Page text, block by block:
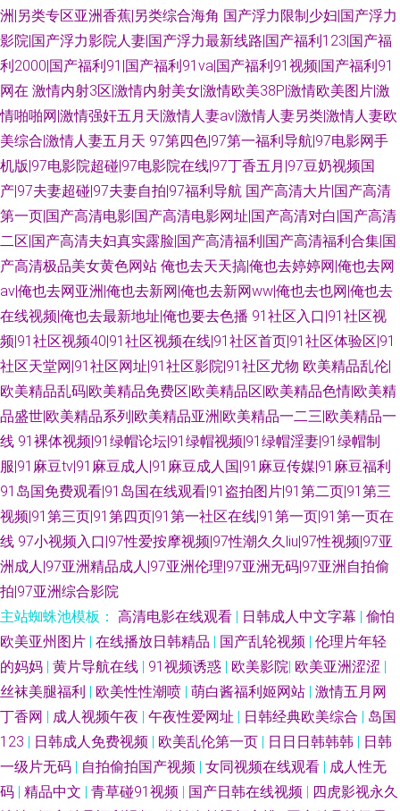
洲|另类专区亚洲香蕉|另类综合海角 国产浮力限制少妇|国产浮力
影院|国产浮力影院人妻|国产浮力最新线路|国产福利123|国产福
利2000|国产福利91|国产福利91va|国产福利91视频|国产福利91
网在 激情内射3区|激情内射美女|激情欧美38P|激情欧美图片|激
情啪啪网|激情强奸五月天|激情人妻av|激情人妻另类|激情人妻欧
美综合|激情人妻五月天 97第四色|97第一福利导航|97电影网手
机版|97电影院超碰|97电影院在线|97丁香五月|97豆奶视频国
产|97夫妻超碰|97夫妻自拍|97福利导航 国产高清大片|国产高清
第一页|国产高清电影|国产高清电影网址|国产高清对白|国产高清
二区|国产高清夫妇真实露脸|国产高清福利|国产高清福利合集|国
产高清极品美女黄色网站 俺也去天天搞|俺也去婷婷网|俺也去网
av|俺也去网亚洲|俺也去新网|俺也去新网ww|俺也去也网|俺也去
在线视频|俺也去最新地址|俺也要去色播 91社区入口|91社区视
频|91社区视频40|91社区视频在线|91社区首页|91社区体验区|91
社区天堂网|91社区网址|91社区影院|91社区尤物 欧美精品乱伦|
欧美精品乱码|欧美精品免费区|欧美精品区|欧美精品色情|欧美精
品盛世|欧美精品系列|欧美精品亚洲|欧美精品一二三|欧美精品一
线 91裸体视频|91绿帽论坛|91绿帽视频|91绿帽淫妻|91绿帽制
服|91麻豆tv|91麻豆成人|91麻豆成人国|91麻豆传媒|91麻豆福利
91岛国免费观看|91岛国在线观看|91盗拍图片|91第二页|91第三
视频|91第三页|91第四页|91第一社区在线|91第一页|91第一页在
线 97小视频入口|97性爱按摩视频|97性潮久久liu|97性视频|97亚
洲成人|97亚洲精品成人|97亚洲伦理|97亚洲无码|97亚洲自拍偷
拍|97亚洲综合影院
主站蜘蛛池模板： 高清电影在线观看 | 日韩成人中文字幕 | 偷怕
欧美亚州图片 | 在线播放日韩精品 | 国产乱轮视频 | 伦理片年轻
的妈妈 | 黄片导航在线 | 91视频诱惑 | 欧美影院| 欧美亚洲涩涩 |
丝袜美腿福利 | 欧美性性潮喷 | 萌白酱福利姬网站 | 激情五月网
丁香网 | 成人视频午夜 | 午夜性爱网址 | 日韩经典欧美综合 | 岛国
123 | 日韩成人免费视频 | 欧美乱伦第一页 | 日日日韩韩韩 | 日韩
一级片无码 | 自拍偷拍国产视频 | 女同视频在线观看 | 成人性无
码 | 精品中文 | 青草碰91视频 | 国产日韩在线视频 | 四虎影视永久